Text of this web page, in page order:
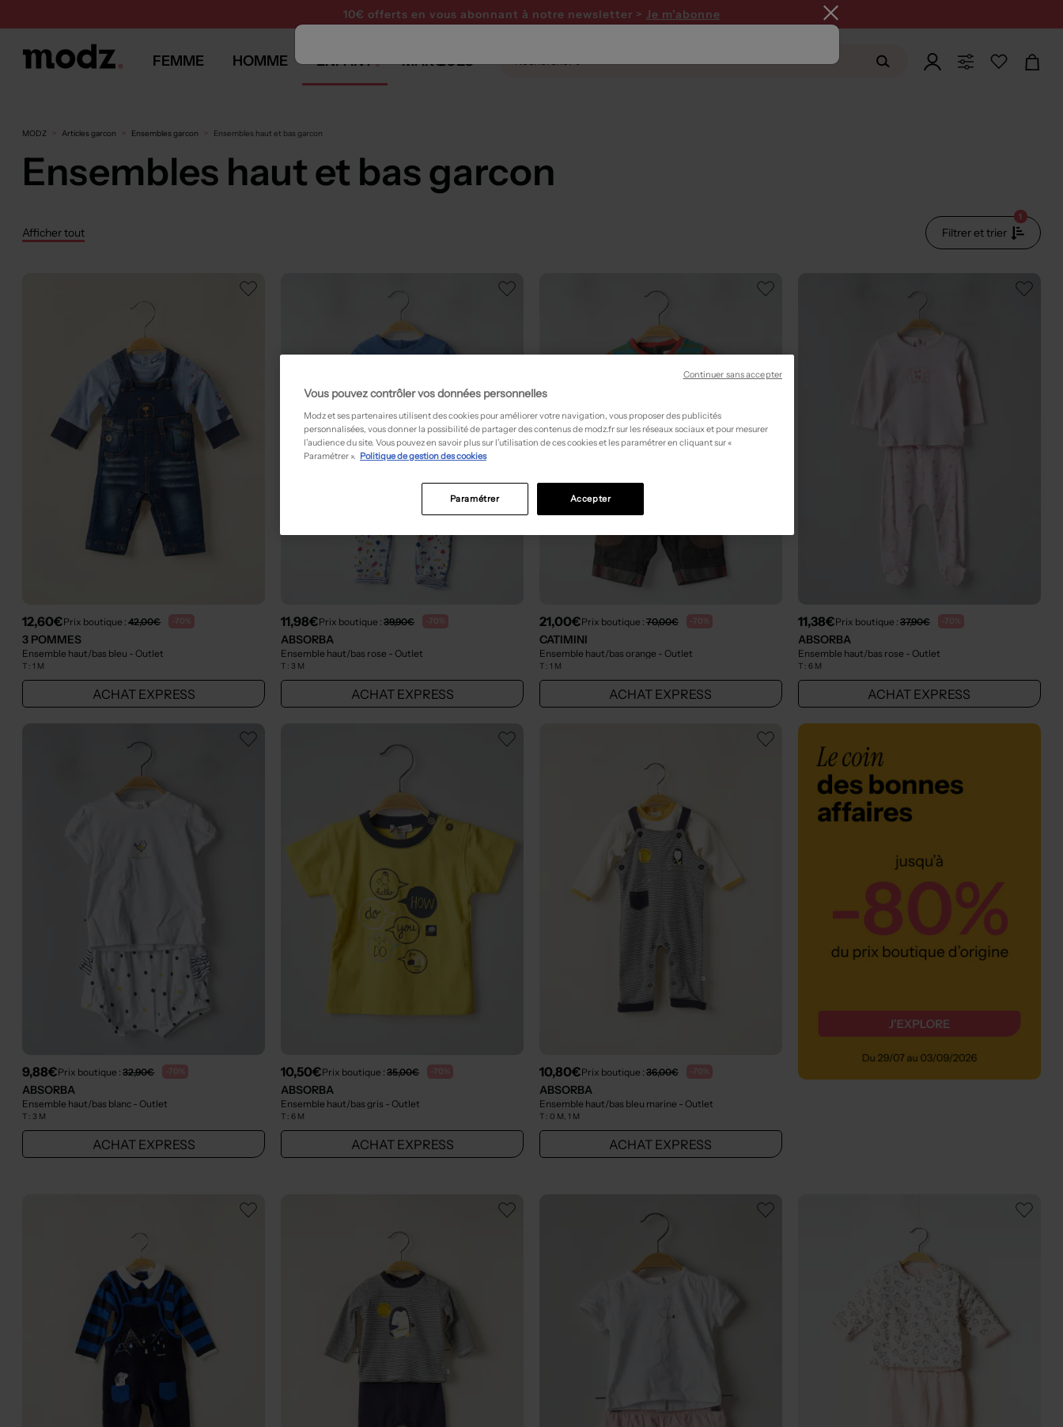
10€ offerts en vous abonnant à notre newsletter > Je m'abonne
FEMME HOMME ENFANT MARQUES
MODZ Articles garcon Ensembles garcon Ensembles haut et bas garcon
Ensembles haut et bas garcon
Afficher tout Filtrer et trier
1
12,60€Prix boutique :42,00€ -70%
3 POMMES
Ensemble haut/bas bleu - Outlet
T :1 M
ACHAT EXPRESS
11,98€Prix boutique :39,90€ -70%
ABSORBA
Ensemble haut/bas rose - Outlet
T :3 M
ACHAT EXPRESS
21,00€Prix boutique : 70,00€ -70%
CATIMINI
Ensemble haut/bas orange - Outlet
T : 1 M
ACHAT EXPRESS
11,38€Prix boutique : 37,90€ -70%
ABSORBA
Ensemble haut/bas rose - Outlet
T : 6 M
ACHAT EXPRESS
9,88€Prix boutique :32,90€ -70%
ABSORBA
Ensemble haut/bas blanc - Outlet
T :3 M
ACHAT EXPRESS
10,50€Prix boutique :35,00€ -70%
ABSORBA
Ensemble haut/bas gris - Outlet
T :6 M
ACHAT EXPRESS
10,80€Prix boutique : 36,00€ -70%
ABSORBA
Ensemble haut/bas bleu marine - Outlet
T : 0 M, 1 M
ACHAT EXPRESS
Vous pouvez contrôler vos données personnelles
Modz et ses partenaires utilisent des cookies pour améliorer votre navigation, vous proposer des publicités
personnalisées, vous donner la possibilité de partager des contenus de modz.fr sur les réseaux sociaux et pour mesurer
l’audience du site. Vous pouvez en savoir plus sur l’utilisation de ces cookies et les paramétrer en cliquant sur «
Paramétrer ». Politique de gestion des cookies
Accepter
Paramétrer
Continuer sans accepter